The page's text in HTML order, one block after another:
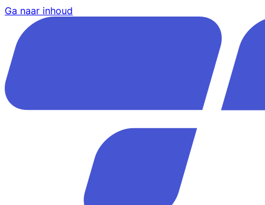
Ga naar inhoud